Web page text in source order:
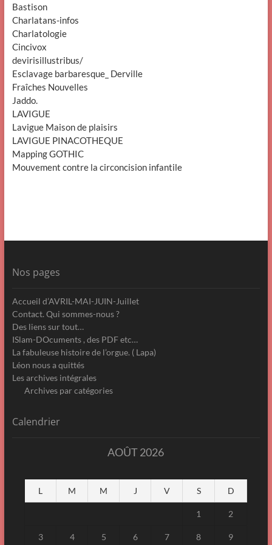
Bastison
Charlatans-infos
Charlatologie
Cincivox
devirisillustribus/
Esclavage barbaresque_ Derville
Fraîches Nouvelles
Jaddo.
LAVIGUE
Lavigue Maison de plaisirs
LAVIGUE PINACOTHEQUE
Mapping GOTHIC
Mouvement contre la circoncision infantile
Nos pages
Accueil d’AVRIL-MAI-JUIN-Juillet
Contact. Qui sommes-nous ?
Des liens sur tout…
ISlam-DOcuments , des PDF etc…
La fabuleuse histoire de l’orgue. ( Lapa)
Léon nous a quittés
Les archives intégrales
Archives par catégories
Calendrier
AOÛT 2026
L M M J V S D
1 2
3 4 5 6 7 8 9